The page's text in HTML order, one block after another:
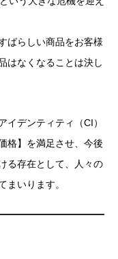
ばらしい商品をお客様
はなくなることは決し
イデンティティ（CI）
格】を満足させ、今後
る存在として、人々の
まいります。